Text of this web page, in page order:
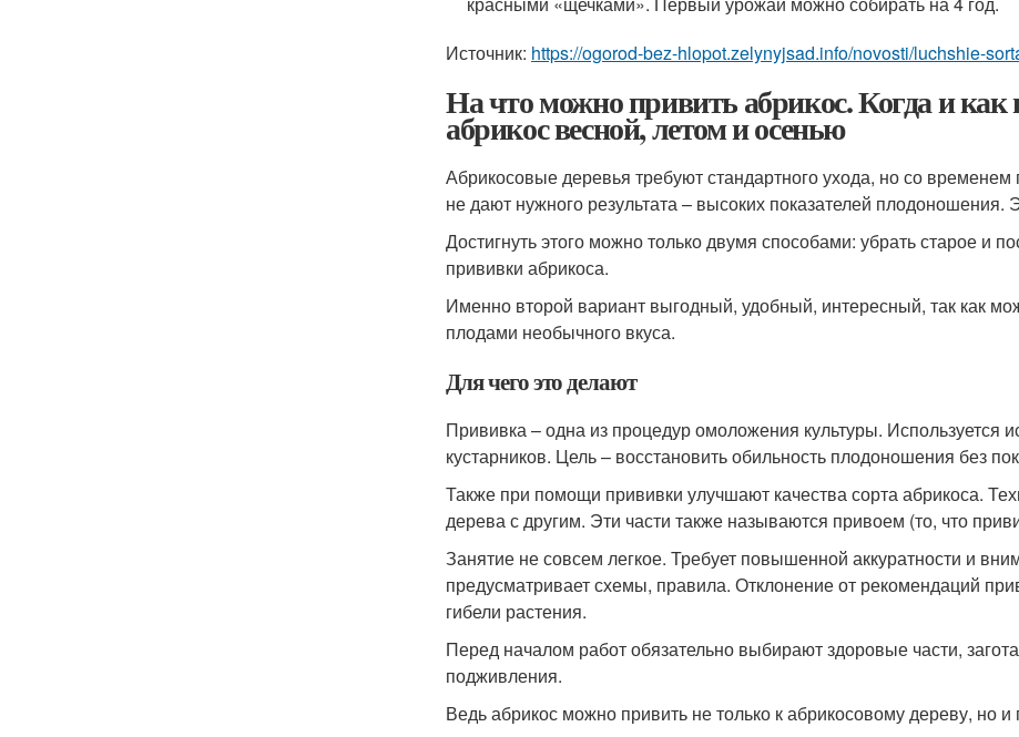
Источник: https://ogorod-bez-hlopot.zelynyjsad.info/novosti/luchshie-
На что можно привить абрикос. Когда и
абрикос весной, летом и осенью
Абрикосовые деревья требуют стандартного ухода, но со
не дают нужного результата – высоких показателей плодоношения.
Достигнуть этого можно только двумя способами: убрать старое и
прививки абрикоса.
Именно второй вариант выгодный, удобный, интересный, так как
плодами необычного вкуса.
Для чего это делают
Прививка – одна из процедур омоложения культуры. Используется
кустарников. Цель – восстановить обильность плодоношения без
Также при помощи прививки улучшают качества сорта абрикоса.
дерева с другим. Эти части также называются привоем (то, что
Занятие не совсем легкое. Требует повышенной аккуратности и
предусматривает схемы, правила. Отклонение от рекомендаций
гибели растения.
Перед началом работ обязательно выбирают здоровые части,
подживления.
Ведь абрикос можно привить не только к абрикосовому дереву, но